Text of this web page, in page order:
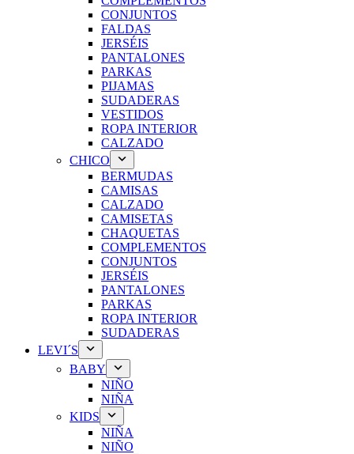
CONJUNTOS
FALDAS
JERSÉIS
PANTALONES
PARKAS
PIJAMAS
SUDADERAS
VESTIDOS
ROPA INTERIOR
CALZADO
CHICO
BERMUDAS
CAMISAS
CALZADO
CAMISETAS
CHAQUETAS
COMPLEMENTOS
CONJUNTOS
JERSÉIS
PANTALONES
PARKAS
ROPA INTERIOR
SUDADERAS
LEVI´S
BABY
NIÑO
NIÑA
KIDS
NIÑA
NIÑO